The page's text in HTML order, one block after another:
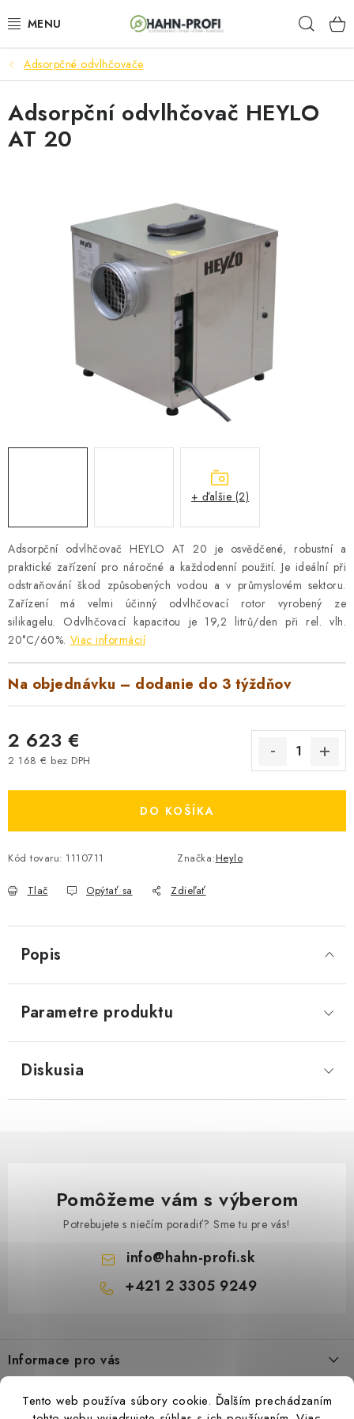
Tento web používa súbory cookie. Ďalším prechádzaním
na
ELEKTROCENTRÁLY
ZAHRADNÍ TECHNIKA
STAVEBNÁ TECHNIKA
ODVLHČOVAČE A VENTILÁTORY
OHRIEVAČE
VYHRIEVANIE
REFERENCIE
KONTAKTY
Obchodné podmienky
Zásady ochrany osobných údajov
Adsorpčné odvlhčovače
Adsorpční odvlhčovač HEYLO AT 20 je osvědčené, robustní a
praktické zařízení pro náročné a každodenní použití. Je ideální při
odstraňování škod způsobených vodou a v průmyslovém sektoru.
Zařízení má velmi účinný odvlhčovací rotor vyrobený ze
silikagelu. Odvlhčovací kapacitou je 19,2 litrů/den při rel. vlh.
20°C/60%. Viac informácií
Na objednávku – dodanie do 3 týždňov
2 623 €
2 168 € bez DPH
DO KOŠÍKA
Kód tovaru: 1110711 Značka:Heylo
Tlač Opýtať sa Zdieľať
Adsorpční odvlhčovač HEYLO
AT 20
+ ďalšie (2)
Popis
Parametre produktu
Diskusia
Pomôžeme vám s výberom
Potrebujete s niečím poradiť? Sme tu pre vás!
info@hahn-profi.sk
+421 2 3305 9249
p
ä
Informace pro vás
Zásady ochrany osobných údajov